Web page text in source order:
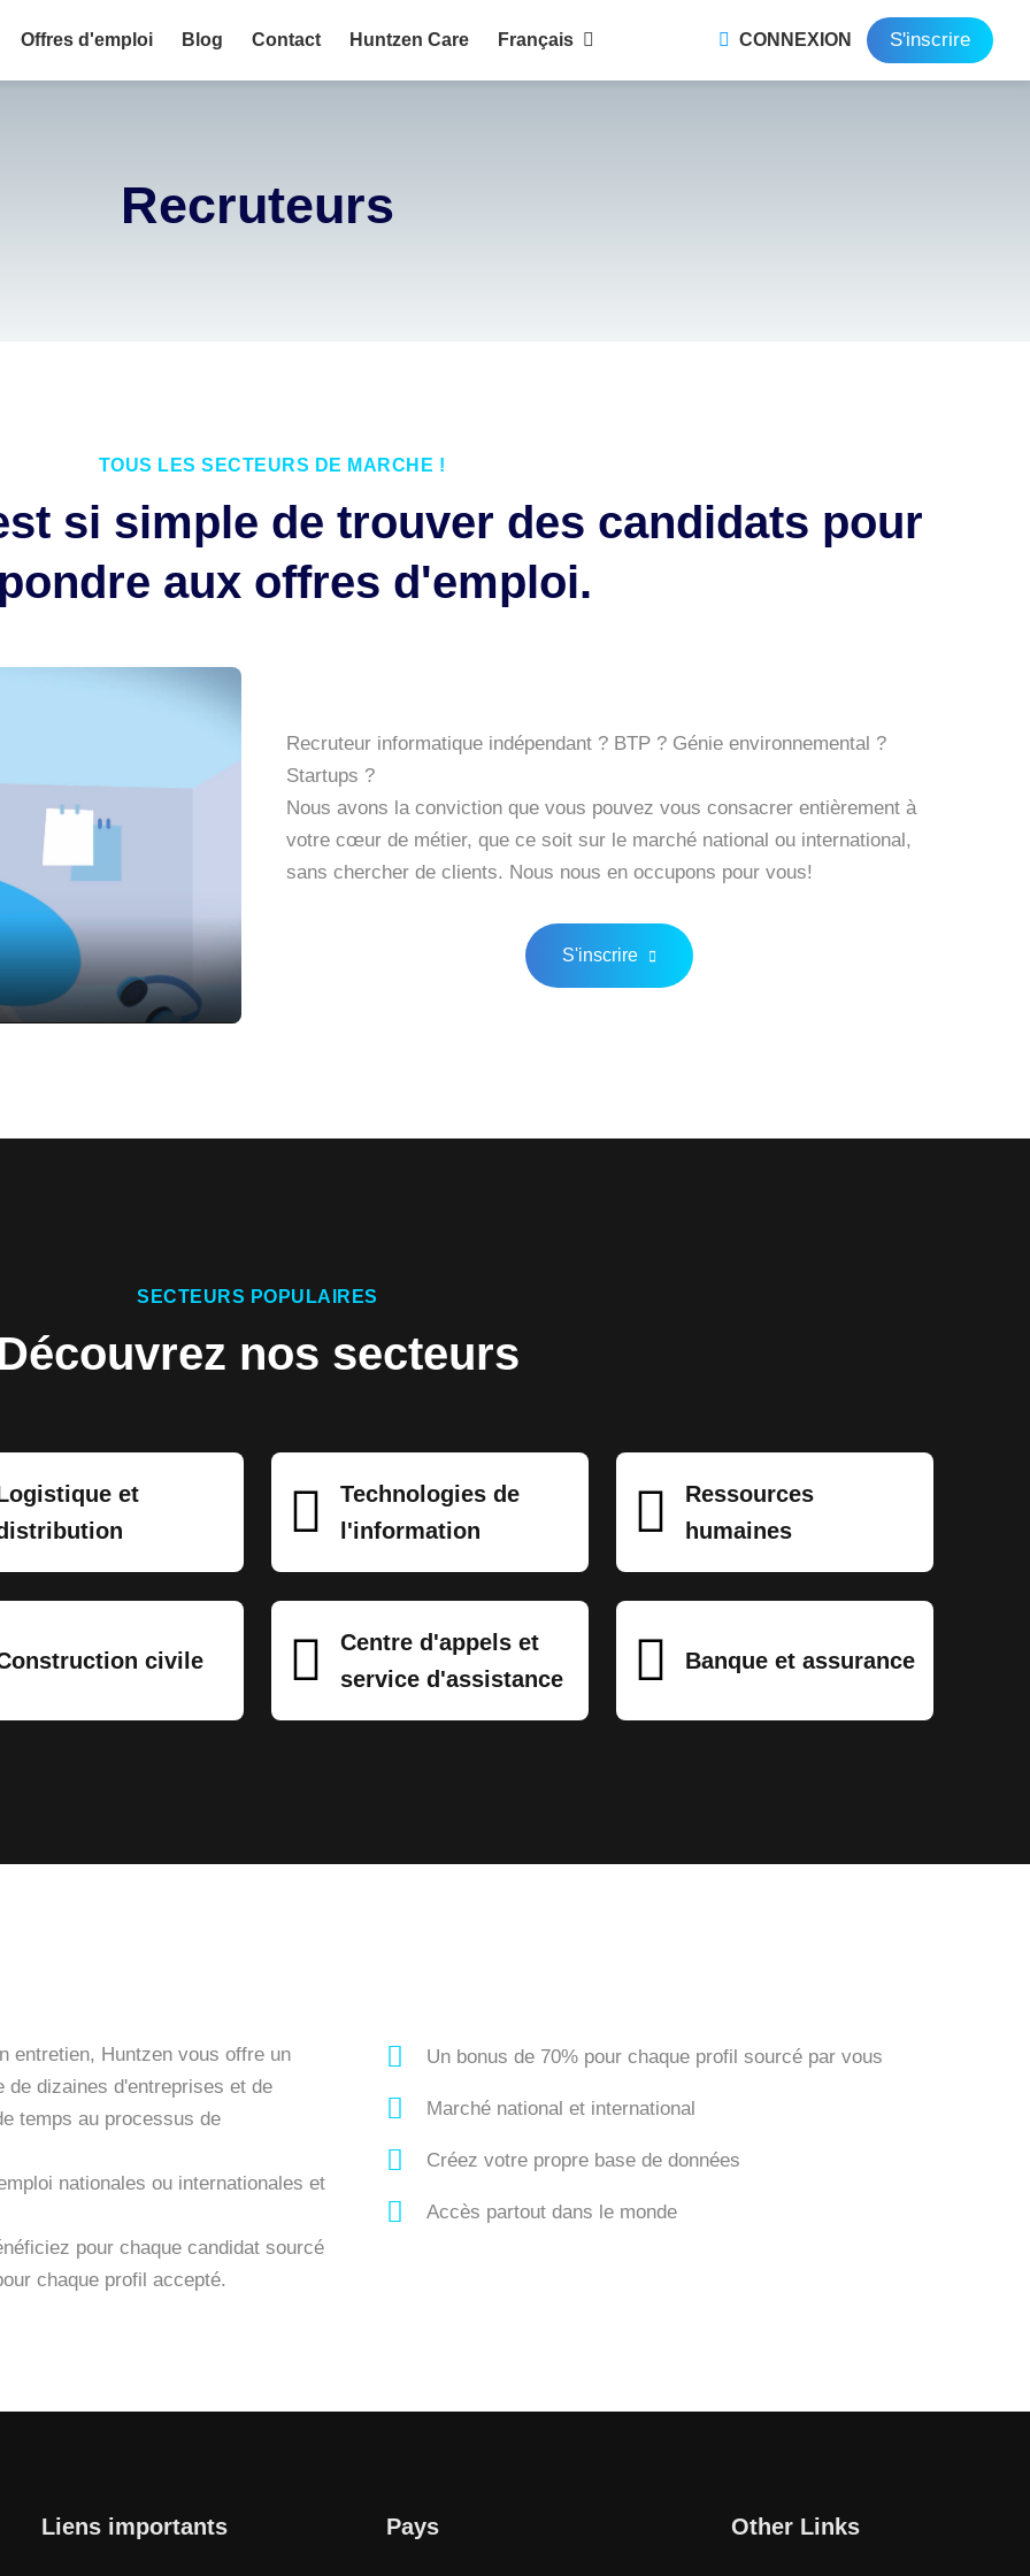
Offres d'emploi Blog Contact Huntzen Care Français CONNEXION S'inscrire
Recruteurs
TOUS LES SECTEURS DE MARCHÉ !
si simple de trouver des candidats pour
aux offres d'emploi.
Recruteur informatique indépendant ? BTP ? Génie environnemental ?
Startups ?
Nous avons la conviction que vous pouvez vous consacrer entièrement à
votre cœur de métier, que ce soit sur le marché national ou international,
sans chercher de clients. Nous nous en occupons pour vous!
S'inscrire
SECTEURS POPULAIRES
nos secteurs
et
Technologies de
l'information
Ressources
humaines
civile
Centre d'appels et
service d'assistance
Banque et assurance
entretien, Huntzen vous offre un
de dizaines d'entreprises et de
temps au processus de
nationales ou internationales et
pour chaque candidat sourcé
chaque profil accepté.
Un bonus de 70% pour chaque profil sourcé par vous
Marché national et international
Créez votre propre base de données
Accès partout dans le monde
Liens importants Pays Other Links